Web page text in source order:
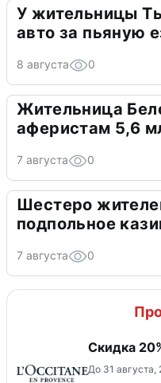
У жительницы
авто за пьяную
8 августа 0
Жительница
аферистам 5,6
7 августа 0
Шестеро
подпольное
7 августа 0
Скидка
До 31 августа,